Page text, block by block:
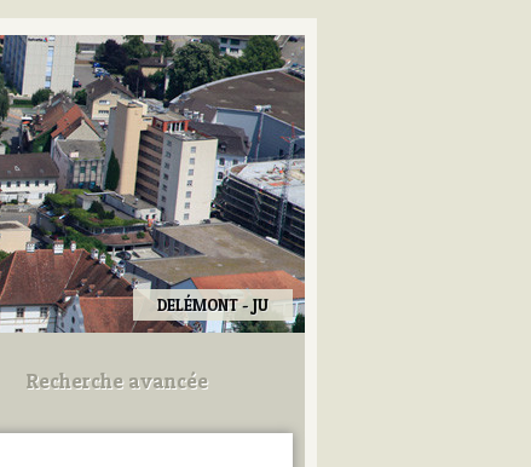
DELÉMONT - JU
Recherche avancée
Utilisez les champs ci-dessous